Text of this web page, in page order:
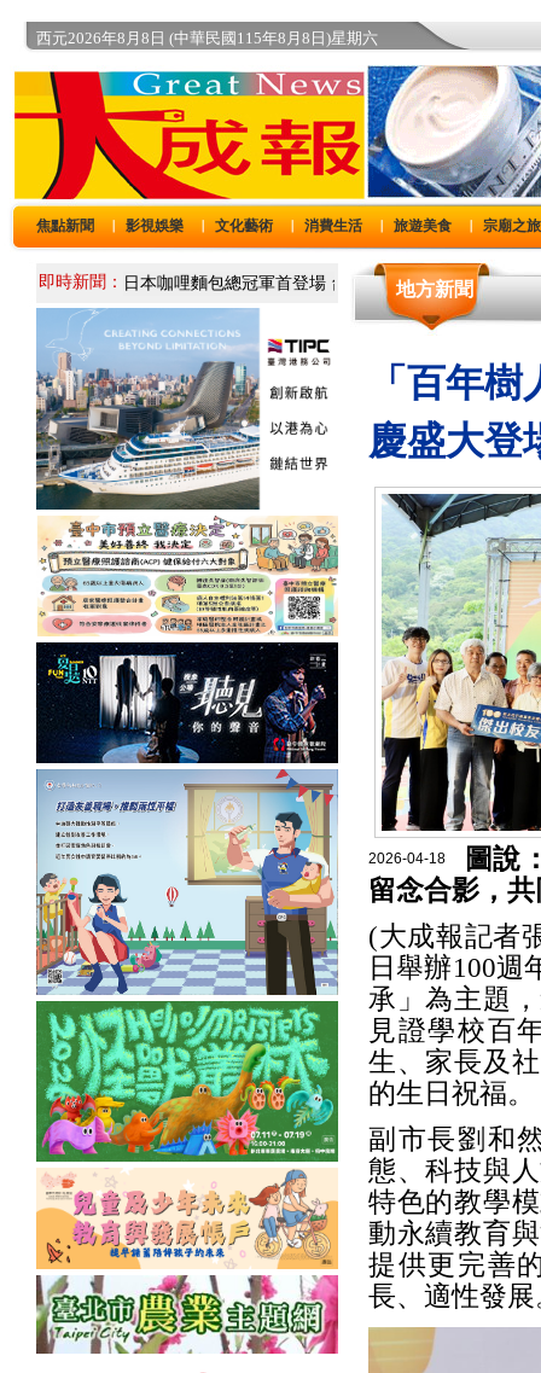
西元2026年8月8日 (中華民國115年8月8日)星期六
焦點新聞 影視娛樂 文化藝術 消費生活 旅遊美食 宗廟之旅
即時新聞： 地方新聞
「百年
慶盛大登
2026-04-18
圖說
留念合影，
(大成報記者
日舉辦100週
承」為主題
見證學校百
生、家長及
的生日祝福。
副市長劉和
態、科技與
特色的教學
動永續教育
提供更完善
長、適性發展